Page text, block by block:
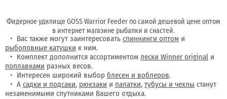
Фидерное удилище GOSS Warrior Feeder по самой дешевой цене оптом
в интернет магазине рыбалки и снастей.
Вас также могут заинтересоватьспиннинги оптом и
рыболовные катушки к ним.
Комплект дополнится ассортиментомлески Winner original и
поплавками разных весов.
Интересен широкий выборблесен и воблеров.
Асадки и подсаки, рюкзаки и палатки,тубусы и чехлы станут
незаменимыми спутниками Вашего отдыха.